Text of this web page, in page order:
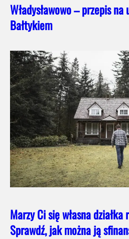
Władysławowo – przepis
Bałtykiem
Marzy Ci się własna
Sprawdź, jak można ją